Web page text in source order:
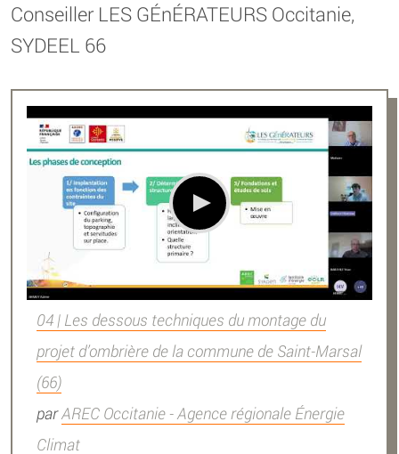
Conseiller LES GÉnÉRATEURS Occitanie,
SYDEEL 66
04 | Les dessous techniques du montage du
projet d’ombrière de la commune de Saint-Marsal
(66)
parAREC Occitanie - Agence régionale Énergie
Climat